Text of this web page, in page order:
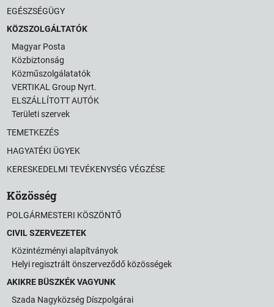
EGÉSZSÉGÜGY
KÖZSZOLGÁLTATÓK
Magyar Posta
Közbiztonság
Közműszolgálatatók
VERTIKAL Group Nyrt.
ELSZÁLLÍTOTT AUTÓK
Területi szervek
TEMETKEZÉS
HAGYATÉKI ÜGYEK
KERESKEDELMI TEVÉKENYSÉG VÉGZÉSE
Közösség
POLGÁRMESTERI KÖSZÖNTŐ
CIVIL SZERVEZETEK
Közintézményi alapítványok
Helyi regisztrált önszerveződő közösségek
AKIKRE BÜSZKÉK VAGYUNK
Szada Nagyközség Díszpolgárai